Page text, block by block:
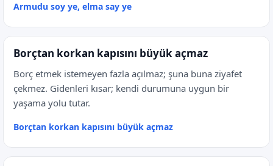
Armudu soy ye, elma say ye
Borçtan korkan kapısını büyük açmaz
Borç etmek istemeyen fazla açılmaz; şuna buna ziyafet
çekmez. Gidenleri kısar; kendi durumuna uygun bir
yaşama yolu tutar.
Borçtan korkan kapısını büyük açmaz